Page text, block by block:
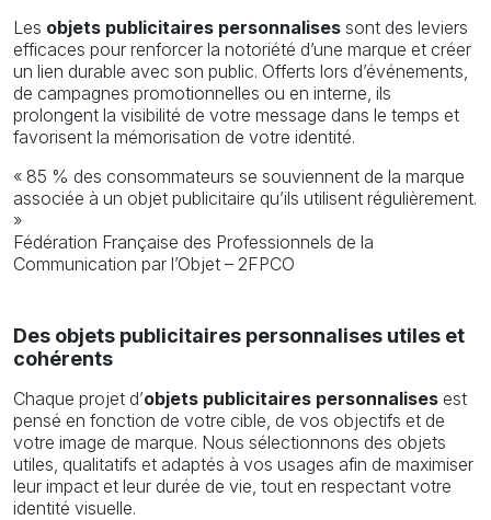
Les objets publicitaires personnalises sont des leviers
efficaces pour renforcer la notoriété d’une marque et créer
un lien durable avec son public. Offerts lors d’événements,
de campagnes promotionnelles ou en interne, ils
prolongent la visibilité de votre message dans le temps et
favorisent la mémorisation de votre identité.
« 85 % des consommateurs se souviennent de la marque
associée à un objet publicitaire qu’ils utilisent régulièrement.
»
Fédération Française des Professionnels de la
Communication par l’Objet – 2FPCO
Des objets publicitaires personnalises utiles et
cohérents
Chaque projet d’objets publicitaires personnalises est
pensé en fonction de votre cible, de vos objectifs et de
votre image de marque. Nous sélectionnons des objets
utiles, qualitatifs et adaptés à vos usages afin de maximiser
leur impact et leur durée de vie, tout en respectant votre
identité visuelle.